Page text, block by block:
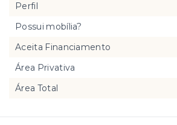
Perfil
Possui mobília?
Aceita Financiamento
Área Privativa
Área Total